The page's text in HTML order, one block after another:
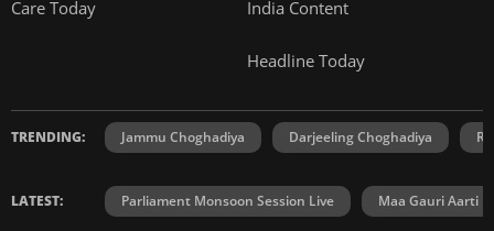
Care Today India Content
Headline Today
TRENDING: Jammu Choghadiya Darjeeling Choghadiya
LATEST: Parliament Monsoon Session Live Maa Gauri Aarti